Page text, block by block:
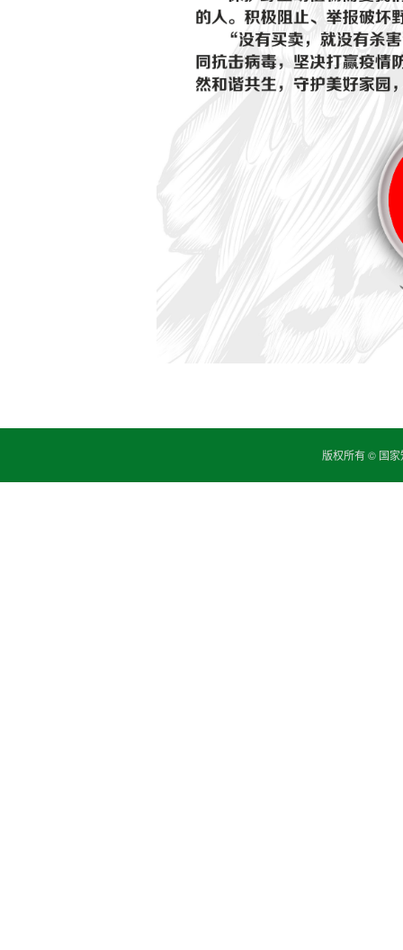
版权所有 © 国